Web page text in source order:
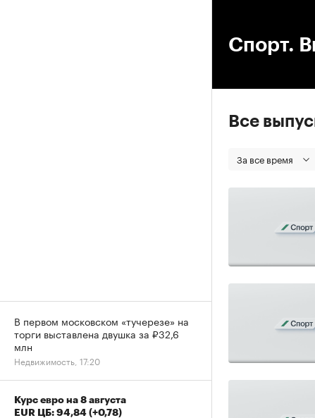
Спорт.
Все
За все время
В первом московском «тучерезе» на
торги выставлена двушка за ₽32,6
млн
Недвижимость, 17:20
Курс евро на 8 августа
EUR ЦБ: 94,84 (+0,78)